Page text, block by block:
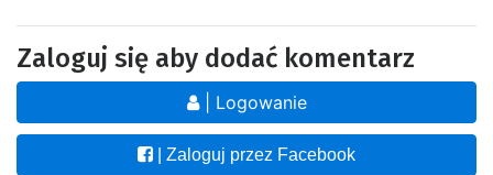
Zaloguj się aby dodać komentarz
| Logowanie
| Zaloguj przez Facebook